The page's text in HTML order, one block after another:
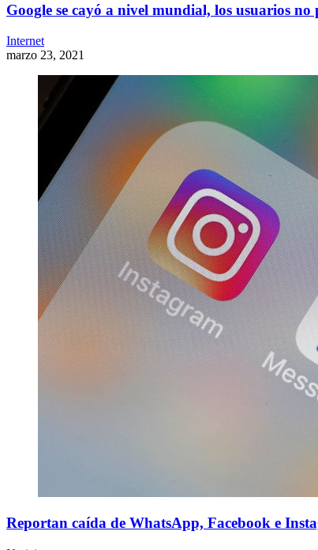
Google se cayó a nivel mundial, los usuarios no
Internet
marzo 23, 2021
Reportan caída de WhatsApp, Facebook e